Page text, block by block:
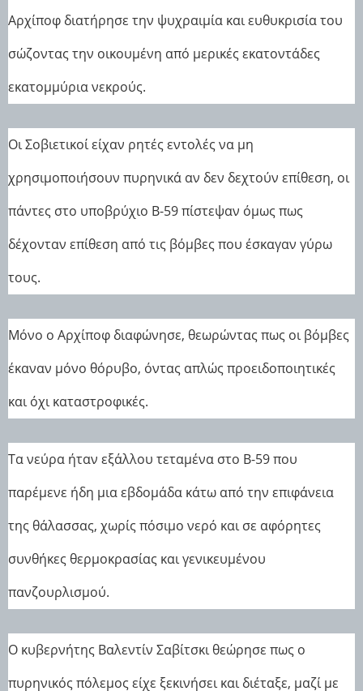
Αρχίποφ διατήρησε την ψυχραιμία και ευθυκρισία του
σώζοντας την οικουμένη από μερικές εκατοντάδες
εκατομμύρια νεκρούς.
Οι Σοβιετικοί είχαν ρητές εντολές να μη
χρησιμοποιήσουν πυρηνικά αν δεν δεχτούν επίθεση, οι
πάντες στο υποβρύχιο Β-59 πίστεψαν όμως πως
δέχονταν επίθεση από τις βόμβες που έσκαγαν γύρω
τους.
Μόνο ο Αρχίποφ διαφώνησε, θεωρώντας πως οι βόμβες
έκαναν μόνο θόρυβο, όντας απλώς προειδοποιητικές
και όχι καταστροφικές.
Τα νεύρα ήταν εξάλλου τεταμένα στο Β-59 που
παρέμενε ήδη μια εβδομάδα κάτω από την επιφάνεια
της θάλασσας, χωρίς πόσιμο νερό και σε αφόρητες
συνθήκες θερμοκρασίας και γενικευμένου
πανζουρλισμού.
Ο κυβερνήτης Βαλεντίν Σαβίτσκι θεώρησε πως ο
πυρηνικός πόλεμος είχε ξεκινήσει και διέταξε, μαζί με